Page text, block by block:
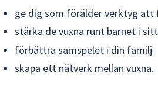
ge dig som förälder verktyg
stärka de vuxna runt barnet i
förbättra samspelet i din familj
skapa ett nätverk mellan vuxna.